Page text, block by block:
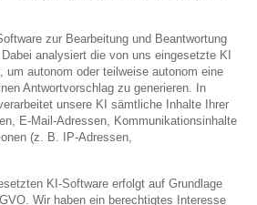
zur Bearbeitung und Beantwortung
analysiert die von uns eingesetzte KI
um autonom oder teilweise autonom eine
Antwortvorschlag zu generieren. In
unsere KI sämtliche Inhalte Ihrer
E-Mail-Adressen, Kommunikationsinhalte
(z. B. IP-Adressen,
KI-Software erfolgt auf Grundlage
Wir haben ein berechtigtes Interesse